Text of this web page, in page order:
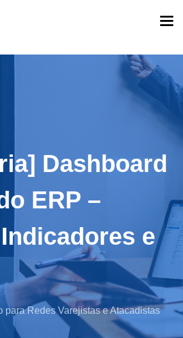
Dashboard
ERP –
e
para Redes Varejistas e Atacadistas